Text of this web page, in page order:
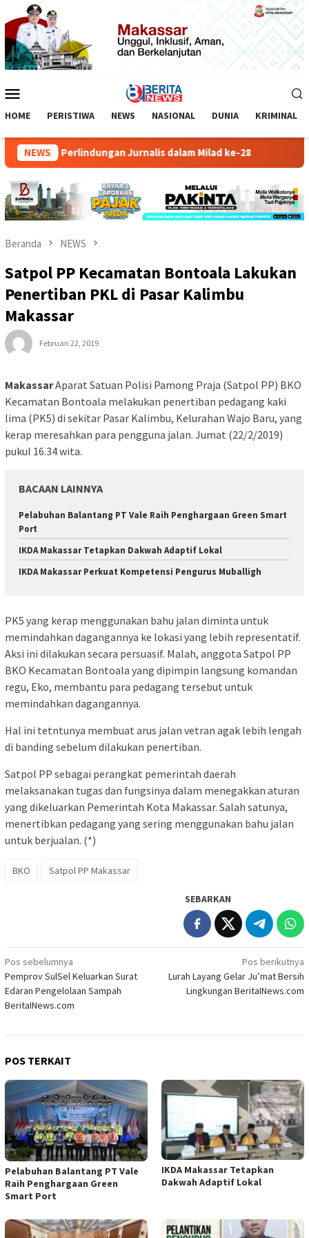
Loncat
ke
konten
Mobile
HOME PERISTIWA NEWS NASIONAL DUNIA KRIMINAL
NEWS
Perlindungan Jurnalis dalam Milad ke-28
Beranda NEWS
Satpol PP Kecamatan Bontoala Lakukan
Penertiban PKL di Pasar Kalimbu
Makassar
Februari 22, 2019
MakassarAparat Satuan Polisi Pamong Praja (Satpol PP) BKO
Kecamatan Bontoala melakukan penertiban pedagang kaki
lima (PK5) di sekitar Pasar Kalimbu, Kelurahan Wajo Baru, yang
kerap meresahkan para pengguna jalan. Jumat (22/2/2019)
pukul 16.34 wita.
BACAAN LAINNYA
Pelabuhan Balantang PT Vale Raih Penghargaan Green Smart
Port
IKDA Makassar Tetapkan Dakwah Adaptif Lokal
IKDA Makassar Perkuat Kompetensi Pengurus Muballigh
PK5 yang kerap menggunakan bahu jalan diminta untuk
memindahkan dagangannya ke lokasi yang lebih representatif.
Aksi ini dilakukan secara persuasif. Malah, anggota Satpol PP
BKO Kecamatan Bontoala yang dipimpin langsung komandan
regu, Eko, membantu para pedagang tersebut untuk
memindahkan dagangannya.
Hal ini tetntunya membuat arus jalan vetran agak lebih lengah
di banding sebelum dilakukan penertiban.
Satpol PP sebagai perangkat pemerintah daerah
melaksanakan tugas dan fungsinya dalam menegakkan aturan
yang dikeluarkan Pemerintah Kota Makassar. Salah satunya,
menertibkan pedagang yang sering menggunakan bahu jalan
untuk berjualan. (*)
BKO Satpol PP Makassar
SEBARKAN
Navigasi
pos
Pos sebelumnya
Pemprov SulSel Keluarkan Surat
Edaran Pengelolaan Sampah
BeritaINews.com
Pos berikutnya
Lurah Layang Gelar Ju’mat Bersih
Lingkungan BeritaINews.com
POS TERKAIT
Pelabuhan Balantang PT Vale
Raih Penghargaan Green
Smart Port
IKDA Makassar Tetapkan
Dakwah Adaptif Lokal